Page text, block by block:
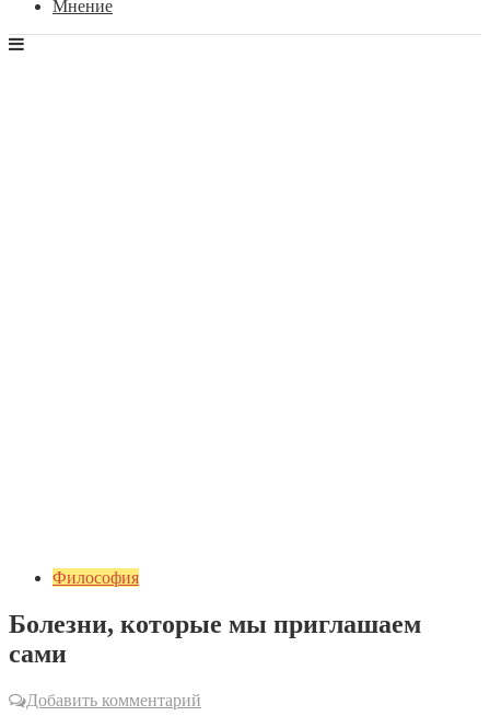
Мнение
Философия
Болезни, которые мы приглашаем
сами
Добавить комментарий